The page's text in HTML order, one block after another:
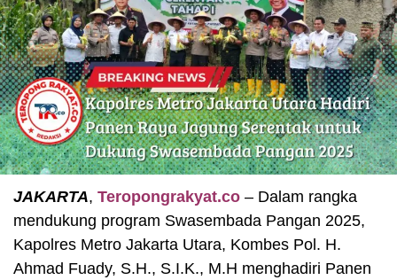
JAKARTA, Teropongrakyat.co – Dalam rangka
mendukung program Swasembada Pangan 2025,
Kapolres Metro Jakarta Utara, Kombes Pol. H.
Ahmad Fuady, S.H., S.I.K., M.H menghadiri Panen